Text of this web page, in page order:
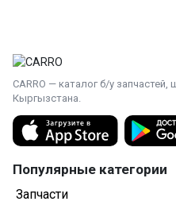
CARRO — каталог б/у
Кыргызстана.
Популярные категории
Запчасти